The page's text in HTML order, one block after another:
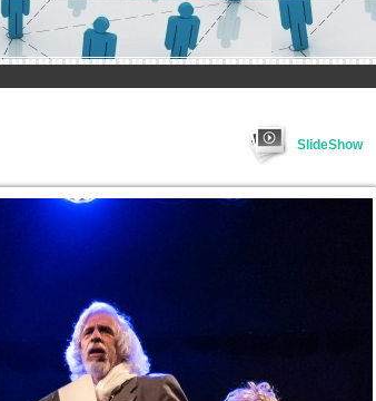
SlideShow